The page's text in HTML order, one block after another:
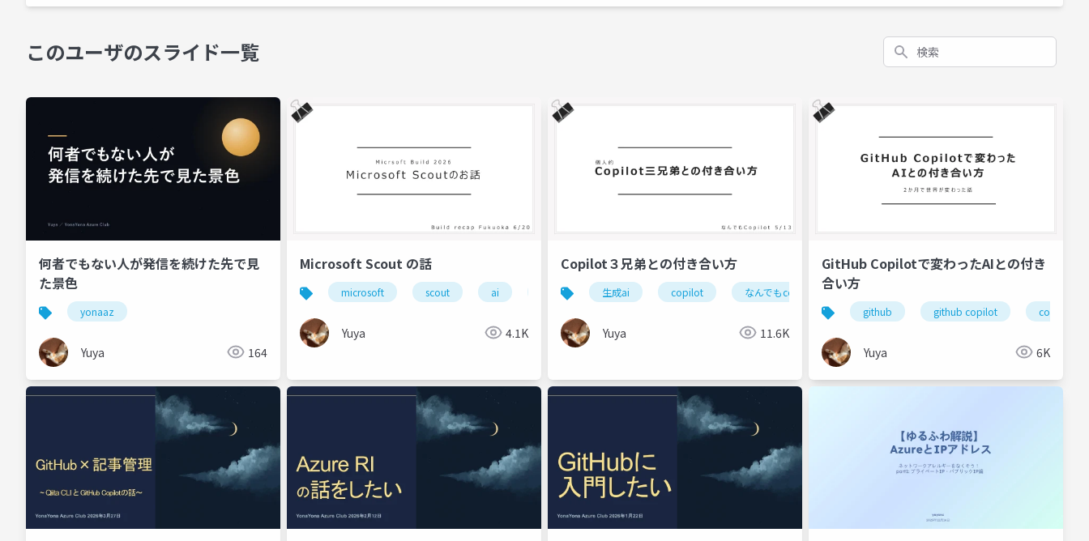
このユーザのスライド一覧 検索
何者でもない人が発信を続けた先で見
た景色
yonaaz
Yuya 164
Microsoft Scout の話
microsoft scout ai 生成ai microsoft build
Yuya 4.1K
Copilot３兄弟との付き合い方
生成ai copilot なんでもcopilot ai
Yuya 11.6K
GitHub Copilotで変わったAIとの付き
合い方
github github copilot copilot
Yuya 6K